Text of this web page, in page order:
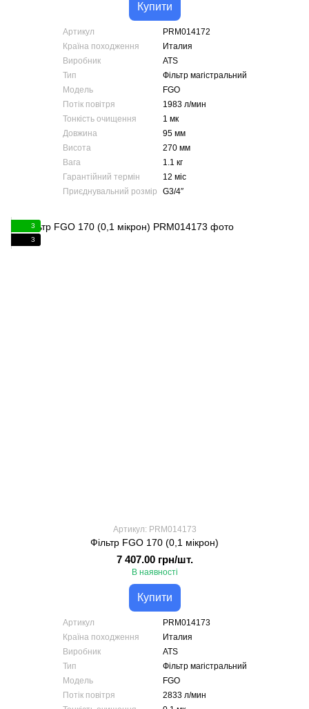
Купити
Артикул
PRM014172
Країна походження
Италия
Виробник
ATS
Тип
Фільтр магістральний
Модель
FGO
Потік повітря
1983 л/мин
Тонкість очищення
1 мк
Довжина
95 мм
Висота
270 мм
Вага
1.1 кг
Гарантійний термін
12 міс
Приєднувальний розмір
G3/4″
3
3
Артикул: PRM014173
Фільтр FGO 170 (0,1 мікрон)
7 407.00 грн/шт.
В наявності
Купити
Артикул
PRM014173
Країна походження
Италия
Виробник
ATS
Тип
Фільтр магістральний
Модель
FGO
Потік повітря
2833 л/мин